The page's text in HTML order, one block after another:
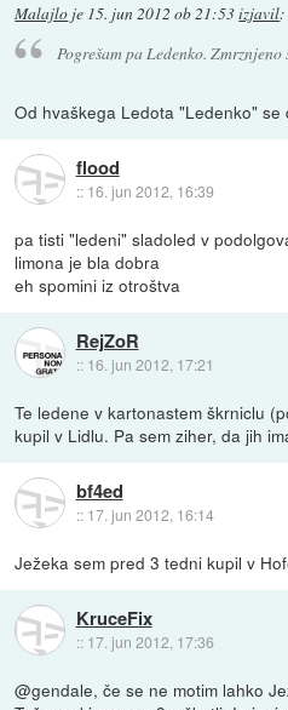
Malajlo je 15. jun 2012 ob 21:53izjavil:
Pogrešam pa Ledenko. Zmrznjeno
Od hvaškega Ledota "Ledenko" se
flood
:: 16. jun 2012, 16:39
pa tisti "ledeni" sladoled v
limona je bla dobra
eh spomini iz otroštva
RejZoR
:: 16. jun 2012, 17:21
Te ledene v kartonastem škrniclu
kupil v Lidlu. Pa sem ziher, da jih
bf4ed
:: 17. jun 2012, 16:14
Ježeka sem pred 3 tedni kupil v
KruceFix
:: 17. jun 2012, 17:36
@gendale, če se ne motim lahko